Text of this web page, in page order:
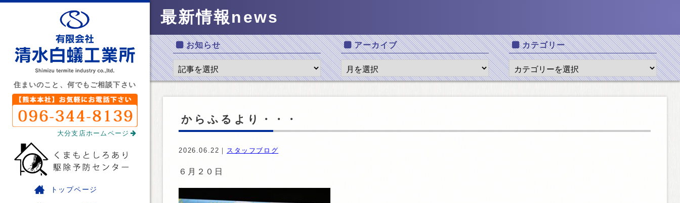
住まいのこと、何でもご相談下さい
大分支店ホームページ
トップページ
最新情報news
お知らせ アーカイブ カテゴリー
からふるより・・・
2026.06.22｜ スタッフブログ
６月２０日